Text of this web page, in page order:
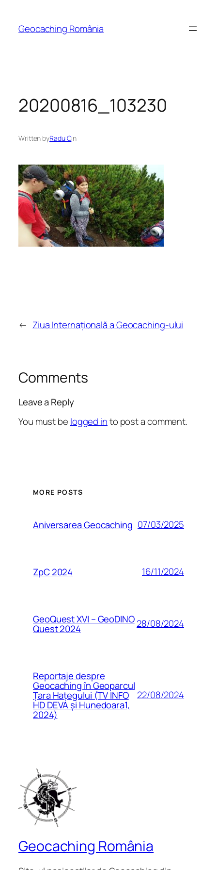
content
Geocaching România
20200816_103230
Written byRadu Cin
← Ziua Internațională a Geocaching-ului
Comments
Leave a Reply
You must be logged into post a comment.
MORE POSTS
Aniversarea Geocaching 07/03/2025
ZpC 2024 16/11/2024
GeoQuest XVI – GeoDINO
Quest 2024 28/08/2024
Reportaje despre
Geocaching în Geoparcul
Țara Hațegului (TV INFO
HD DEVA și Hunedoara1,
2024)
22/08/2024
Geocaching România